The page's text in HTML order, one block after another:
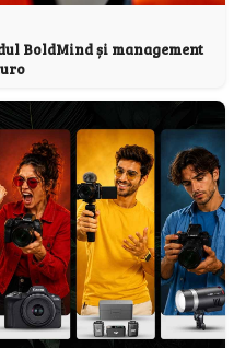
BoldMind și management